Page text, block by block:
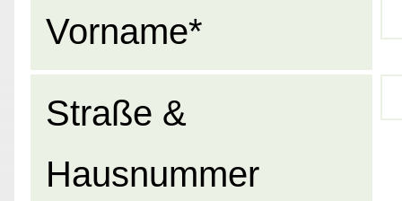
Vorname*
Straße &
Hausnummer